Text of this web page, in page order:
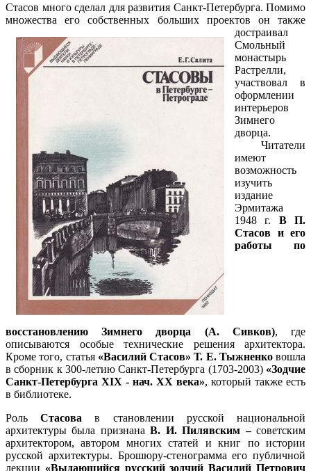
Стасов много сделал для развития Санкт-Петербурга. Помимо
множества его собственных больших проектов он также
достраивал
Смольный
монастырь
Растрелли,
участвовал в
оформлении
интерьеров
Зимнего
дворца.
Читатели
имеют
возможность
изучить
издание
Эрмитажа
1948 г. В П.
Стасов и его
работы по
восстановлению Зимнего дворца (А. Сивков), где
описываются особые технические решения архитектора.
Кроме того, статья «Василий Стасов» Т. Е. Тыжненковошла
в сборник к 300-летию Санкт-Петербурга (1703-2003) «Зодчие
Санкт-Петербурга XIX - нач. XX века», который также есть
в библиотеке.
Роль Стасова в становлении русской национальной
архитектуры была признана В. И. Пилявским –советским
архитектором, автором многих статей и книг по истории
русской архитектуры. Брошюру-стенограмма его публичной
лекции «Выдающийся русский зодчий Василий Петрович